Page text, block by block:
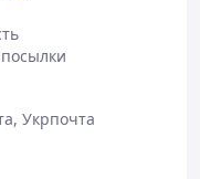
Укрпочта